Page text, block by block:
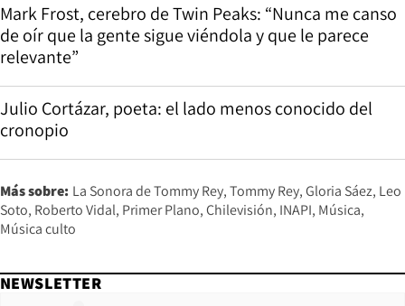
Mark Frost, cerebro de Twin Peaks: “Nunca me canso
de oír que la gente sigue viéndola y que le parece
relevante”
Julio Cortázar, poeta: el lado menos conocido del
cronopio
Más sobre: La Sonora de Tommy Rey Tommy Rey Gloria Sáez Leo
Soto Roberto Vidal Primer Plano Chilevisión INAPI Música
Música culto
NEWSLETTER